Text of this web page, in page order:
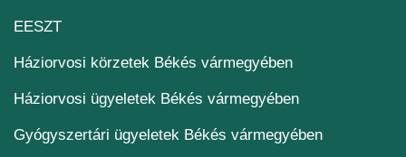
EESZT(új ablakban nyílik meg)
Háziorvosi körzetek Békés vármegyében
Háziorvosi ügyeletek Békés vármegyében
Gyógyszertári ügyeletek Békés vármegyében